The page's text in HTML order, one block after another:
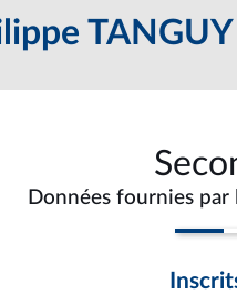
Données fournies